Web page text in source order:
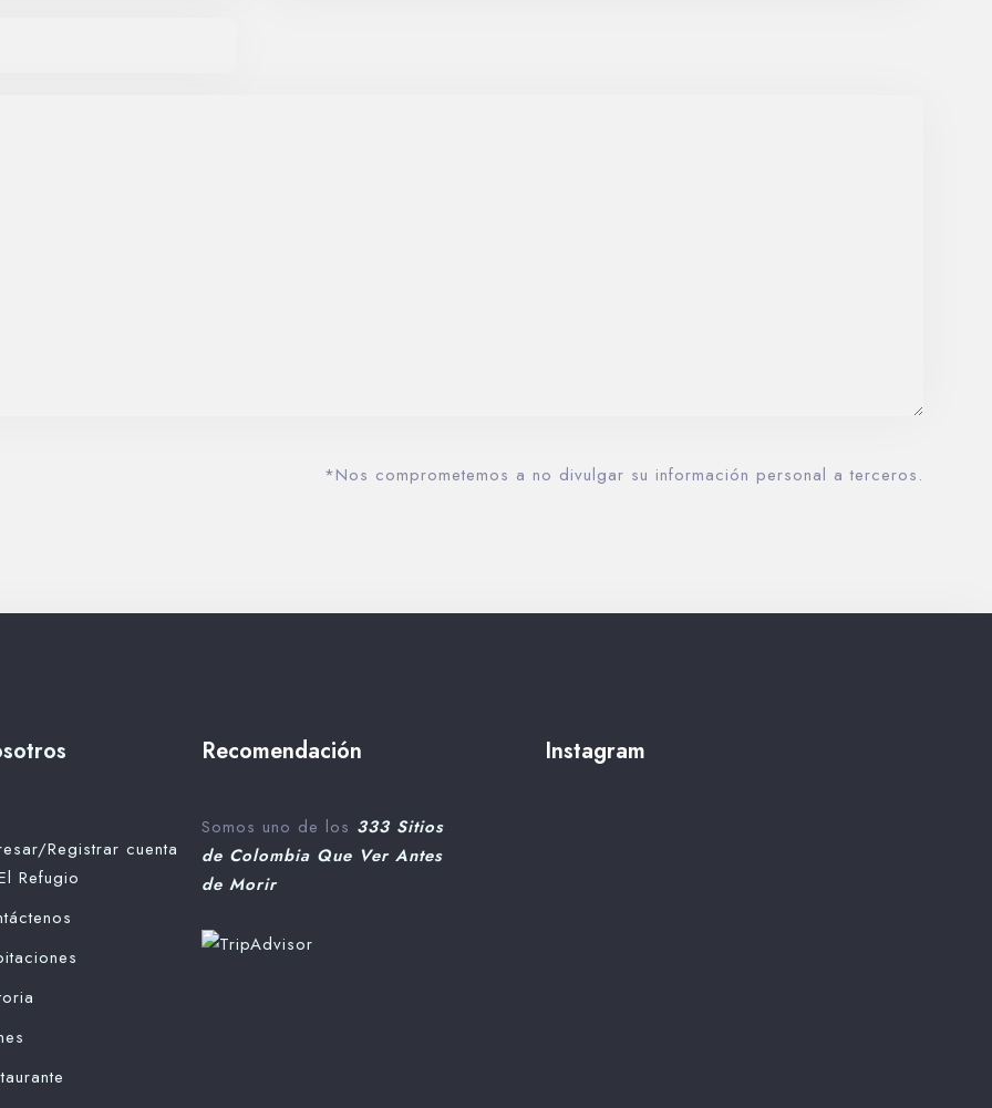
*Nos comprometemos a no divulgar su información personal a terceros.
Registrar cuenta
Refugio
Recomendación
Somos uno de los 333 Sitios
de Colombia Que Ver Antes
de Morir
Instagram